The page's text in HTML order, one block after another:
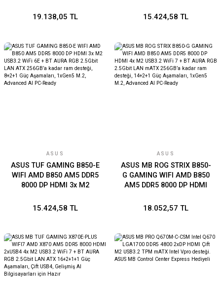
2x2 WiFi 7 + BT AURA RGB
M.2, ASUS MB AI Advisor,
Thunderbolt 4
19.138,05 TL
2x2 WiFi 6E + BT AURA RGB
M.2, Ready for Advanced
AI PC
15.424,58 TL
ASUS
ASUS TUF GAMING B850-E
WIFI AMD B850 AM5 DDR5
8000 DP HDMI 3x M2
RGB 2.5Gbit LAN ATX
1xGen5 M.2, Advanced AI
PC-Ready
15.424,58 TL
ASUS
ASUS MB ROG STRIX B850-
G GAMING WIFI AMD B850
AM5 DDR5 8000 DP HDMI
AURA RGB 2.5Gbit LAN
Aşamaları, 1xGen5 M.2,
Advanced AI PC-Ready
18.052,57 TL